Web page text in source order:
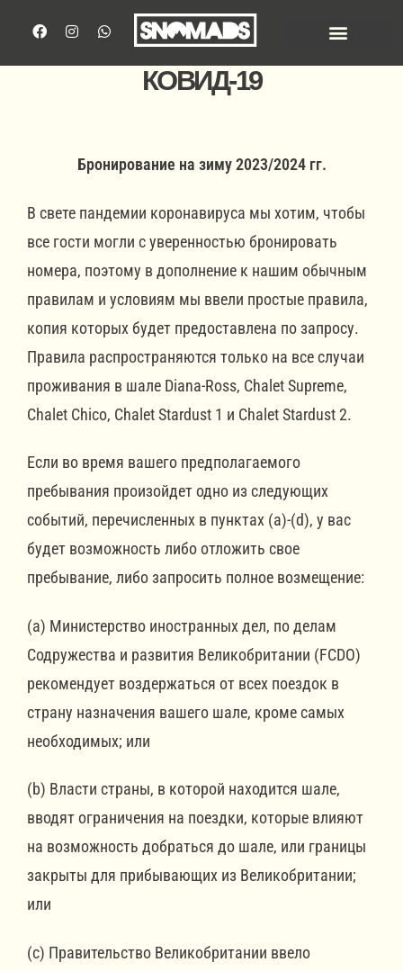
КОВИД-19
Бронирование на зиму 2023/2024 гг.
В свете пандемии коронавируса мы хотим, чтобы
все гости могли с уверенностью бронировать
номера, поэтому в дополнение к нашим обычным
правилам и условиям мы ввели простые правила,
копия которых будет предоставлена по запросу.
Правила распространяются только на все случаи
проживания в шале Diana-Ross, Chalet Supreme,
Chalet Chico, Chalet Stardust 1 и Chalet Stardust 2.
Если во время вашего предполагаемого
пребывания произойдет одно из следующих
событий, перечисленных в пунктах (a)-(d), у вас
будет возможность либо отложить свое
пребывание, либо запросить полное возмещение:
(a) Министерство иностранных дел, по делам
Содружества и развития Великобритании (FCDO)
рекомендует воздержаться от всех поездок в
страну назначения вашего шале, кроме самых
необходимых; или
(b) Власти страны, в которой находится шале,
вводят ограничения на поездки, которые влияют
на возможность добраться до шале, или границы
закрыты для прибывающих из Великобритании;
или
(c) Правительство Великобритании ввело